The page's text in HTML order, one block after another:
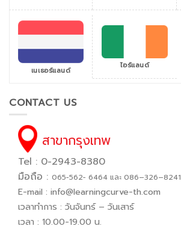
เนเธอร์แลนด์ ไอร์แลนด์
CONTACT US
สาขากรุงเทพ
Tel : 0-2943-8380
มือถือ : 065−562− 6464 และ 086–326–8241
E-mail : info@learningcurve-th.com
เวลาทำการ : วันจันทร์ – วันเสาร์
เวลา : 10.00-19.00 น.